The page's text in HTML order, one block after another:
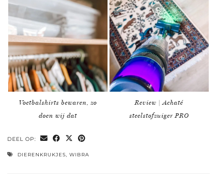
Voetbalshirts bewaren, zo
doen wij dat
Review | Achaté
steelstofzuiger PRO
DEEL OP:
DIERENKRUKJES, WIBRA